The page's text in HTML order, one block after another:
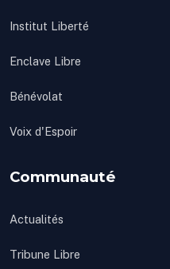
Institut Liberté
Enclave Libre
Bénévolat
Voix d'Espoir
Communauté
Actualités
Tribune Libre